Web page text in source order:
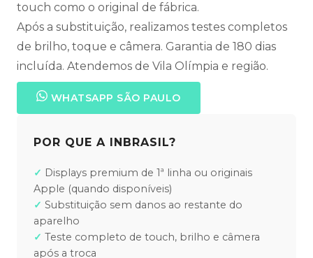
touch como o original de fábrica.
Após a substituição, realizamos testes completos
de brilho, toque e câmera. Garantia de 180 dias
incluída. Atendemos de Vila Olímpia e região.
WHATSAPP SÃO PAULO
POR QUE A INBRASIL?
Displays premium de 1ª linha ou originais
Apple (quando disponíveis)
Substituição sem danos ao restante do
aparelho
Teste completo de touch, brilho e câmera
após a troca